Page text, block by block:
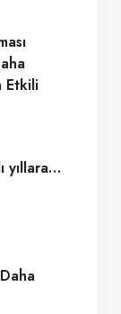
Etkili
yıllara…